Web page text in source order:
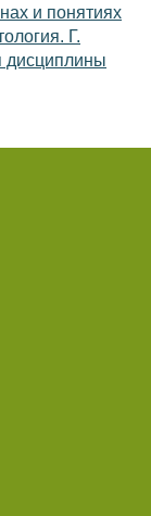
и понятиях
Г.
дисциплины